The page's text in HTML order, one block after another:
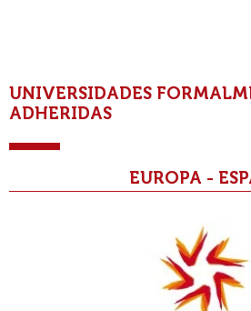
UNIVERSIDADES
ADHERIDAS
EUROPA -